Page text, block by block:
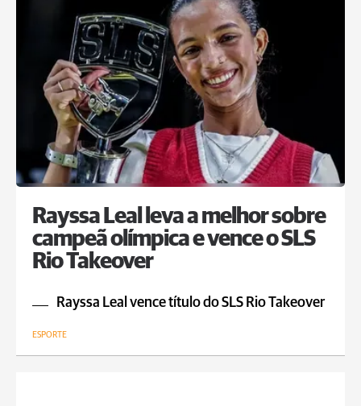
Rayssa Leal leva a melhor sobre
campeã olímpica e vence o SLS
Rio Takeover
Rayssa Leal vence título do SLS Rio Takeover
ESPORTE